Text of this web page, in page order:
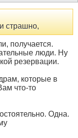
страшно,
получается.
люди. Ну
резервации.
которые в
что-то
Одна.